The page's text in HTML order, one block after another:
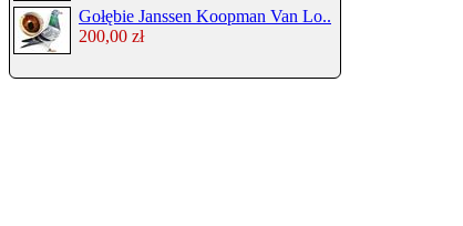
Gołębie Janssen Koopman Van Lo..
200,00 zł